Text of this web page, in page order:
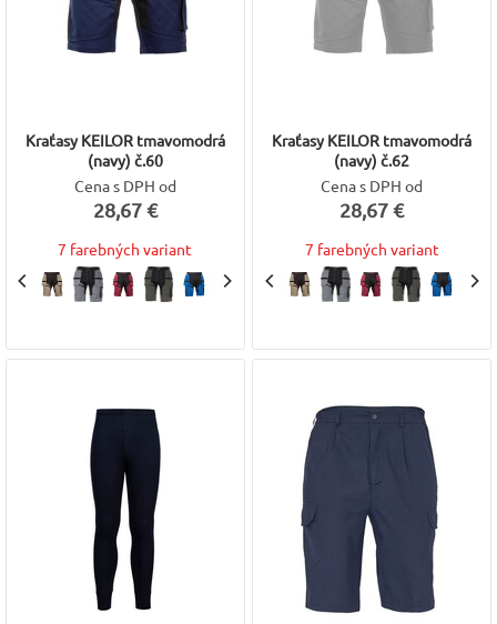
Kraťasy KEILOR tmavomodrá
(navy) č.60
Cena s DPH od
28,67 €
7 farebných variant
Kraťasy KEILOR tmavomodrá
(navy) č.62
Cena s DPH od
28,67 €
7 farebných variant